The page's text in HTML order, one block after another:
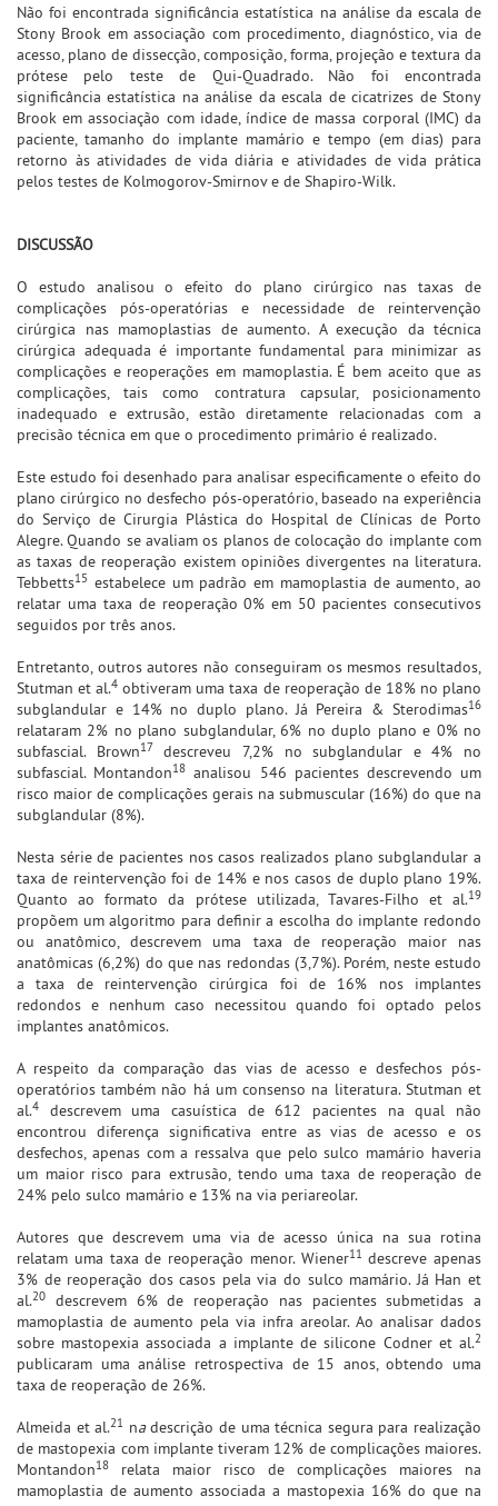
Não foi encontrada significância estatística na análise da escala de
Stony Brook em associação com procedimento, diagnóstico, via de
acesso, plano de dissecção, composição, forma, projeção e textura da
prótese pelo teste de Qui-Quadrado. Não foi encontrada
significância estatística na análise da escala de cicatrizes de Stony
Brook em associação com idade, índice de massa corporal (IMC) da
paciente, tamanho do implante mamário e tempo (em dias) para
retorno às atividades de vida diária e atividades de vida prática
pelos testes de Kolmogorov-Smirnov e de Shapiro-Wilk.
DISCUSSÃO
O estudo analisou o efeito do plano cirúrgico nas taxas de
complicações pós-operatórias e necessidade de reintervenção
cirúrgica nas mamoplastias de aumento. A execução da técnica
cirúrgica adequada é importante fundamental para minimizar as
complicações e reoperações em mamoplastia. É bem aceito que as
complicações, tais como contratura capsular, posicionamento
inadequado e extrusão, estão diretamente relacionadas com a
precisão técnica em que o procedimento primário é realizado.
Este estudo foi desenhado para analisar especificamente o efeito do
plano cirúrgico no desfecho pós-operatório, baseado na experiência
do Serviço de Cirurgia Plástica do Hospital de Clínicas de Porto
Alegre. Quando se avaliam os planos de colocação do implante com
as taxas de reoperação existem opiniões divergentes na literatura.
Tebbetts15 estabelece um padrão em mamoplastia de aumento, ao
relatar uma taxa de reoperação 0% em 50 pacientes consecutivos
seguidos por três anos.
Entretanto, outros autores não conseguiram os mesmos resultados,
Stutman et al.4 obtiveram uma taxa de reoperação de 18% no plano
subglandular e 14% no duplo plano. Já Pereira & Sterodimas16
relataram 2% no plano subglandular, 6% no duplo plano e 0% no
subfascial. Brown17
descreveu 7,2% no subglandular e 4% no
subfascial. Montandon18 analisou 546 pacientes descrevendo um
risco maior de complicações gerais na submuscular (16%) do que na
subglandular (8%).
Nesta série de pacientes nos casos realizados plano subglandular a
taxa de reintervenção foi de 14% e nos casos de duplo plano 19%.
Quanto ao formato da prótese utilizada, Tavares-Filho et al.19
propõem um algoritmo para definir a escolha do implante redondo
ou anatômico, descrevem uma taxa de reoperação maior nas
anatômicas (6,2%) do que nas redondas (3,7%). Porém, neste estudo
a taxa de reintervenção cirúrgica foi de 16% nos implantes
redondos e nenhum caso necessitou quando foi optado pelos
implantes anatômicos.
A respeito da comparação das vias de acesso e desfechos pós-
operatórios também não há um consenso na literatura. Stutman et
al.4
descrevem uma casuística de 612 pacientes na qual não
encontrou diferença significativa entre as vias de acesso e os
desfechos, apenas com a ressalva que pelo sulco mamário haveria
um maior risco para extrusão, tendo uma taxa de reoperação de
24% pelo sulco mamário e 13% na via periareolar.
Autores que descrevem uma via de acesso única na sua rotina
relatam uma taxa de reoperação menor. Wiener11 descreve apenas
3% de reoperação dos casos pela via do sulco mamário. Já Han et
al.20
descrevem 6% de reoperação nas pacientes submetidas a
mamoplastia de aumento pela via infra areolar. Ao analisar dados
sobre mastopexia associada a implante de silicone Codner et al.2
publicaram uma análise retrospectiva de 15 anos, obtendo uma
taxa de reoperação de 26%.
Almeida et al.21 nadescrição de uma técnica segura para realização
de mastopexia com implante tiveram 12% de complicações maiores.
Montandon18
relata maior risco de complicações maiores na
mamoplastia de aumento associada a mastopexia 16% do que na